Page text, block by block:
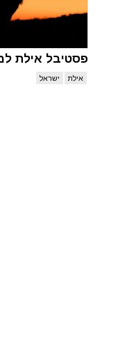
פסטיבל אילת
אילת ישראל